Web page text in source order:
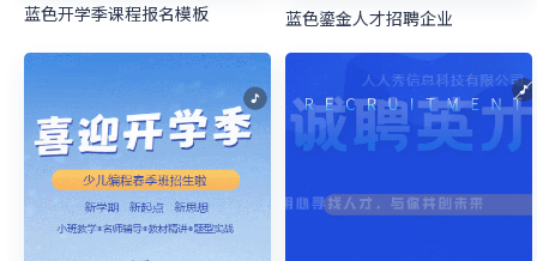
蓝色开学季课程报名模板 蓝色鎏金人才招聘企业